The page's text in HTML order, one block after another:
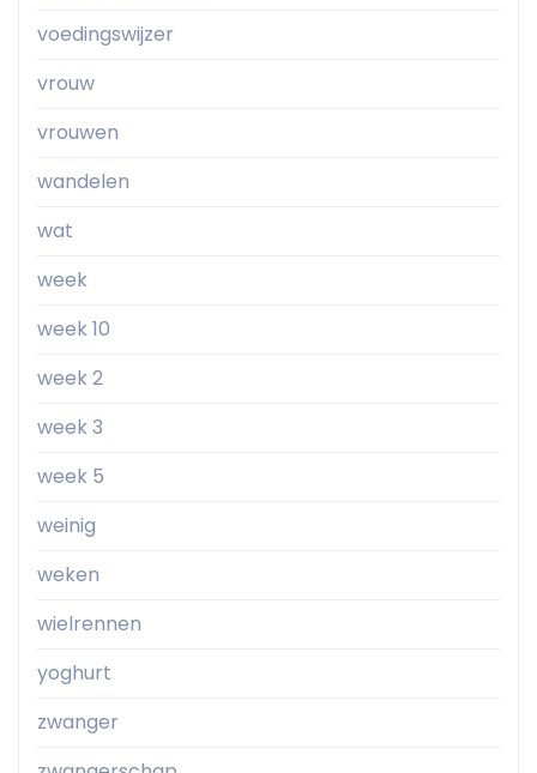
voedingswijzer
vrouw
vrouwen
wandelen
wat
week
week 10
week 2
week 3
week 5
weinig
weken
wielrennen
yoghurt
zwanger